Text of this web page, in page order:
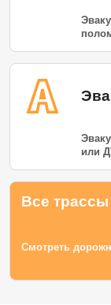
или
Все
Смотреть